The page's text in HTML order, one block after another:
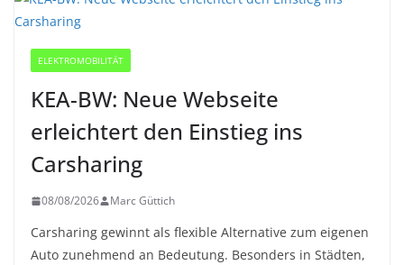
ELEKTROMOBILITÄT
KEA-BW: Neue Webseite
erleichtert den Einstieg ins
Carsharing
08/08/2026 Marc Güttich
Carsharing gewinnt als flexible Alternative zum eigenen
Auto zunehmend an Bedeutung. Besonders in Städten,